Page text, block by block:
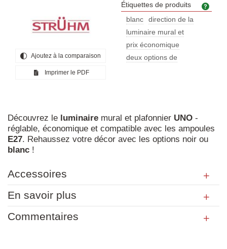
Ajoutez à la comparaison
Imprimer le PDF
Étiquettes de produits
blanc
direction de la
luminaire mural et
prix économique
deux options de
Découvrez le luminaire mural et plafonnier UNO -
réglable, économique et compatible avec les ampoules
E27. Rehaussez votre décor avec les options noir ou
blanc !
Accessoires
En savoir plus
Commentaires